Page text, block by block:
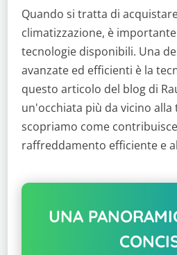
Quando si tratta di
climatizzazione, è
tecnologie disponibili. Una
avanzate ed efficienti è la
questo articolo del blog di
un'occhiata più da vicino
scopriamo come
raffreddamento efficiente e
UNA